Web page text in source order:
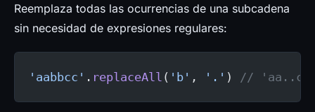
Reemplaza todas las ocurrencias de una subcadena
sin necesidad de expresiones regulares:
'aabbcc' . replaceAll ( 'b' , '.' ) //